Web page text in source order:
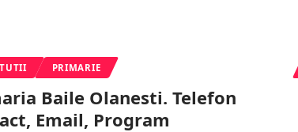
PRIMARIE
Baile Olanesti. Telefon
Email, Program